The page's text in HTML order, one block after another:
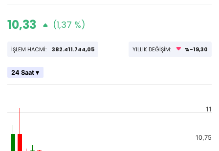
10,33 (1,37 %)
İŞLEM HACMİ: 382.411.744,05 YILLIK DEĞİŞİM: %-19,30
24 Saat ▾
10,75
11